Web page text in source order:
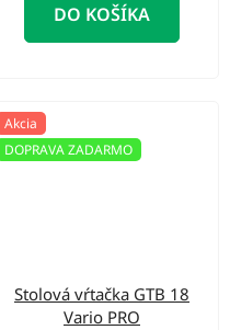
DO KOŠÍKA
Akcia
DOPRAVA ZADARMO
Stolová vŕtačka GTB 18
Vario PRO